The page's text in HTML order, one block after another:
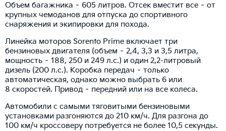
Объем багажника – 605 литров. Отсек вместит все – от
крупных чемоданов для отпуска до спортивного
снаряжения и экипировки для похода.
Линейка моторов Sorento Prime включает три
бензиновых двигателя (объем – 2,4, 3,3 и 3,5 литра,
мощность – 188, 250 и 249 л.с.) и один 2,2-литровый
дизель (200 л.с.). Коробка передач – только
автоматическая, однако можно выбрать 6 или
8 скоростей. Привод – передний или на все колеса.
Автомобили с самыми тяговитыми бензиновыми
установками разгоняются до 210 км/ч. Для разгона до
100 км/ч кроссоверу потребуется не более 10,5 секунды.